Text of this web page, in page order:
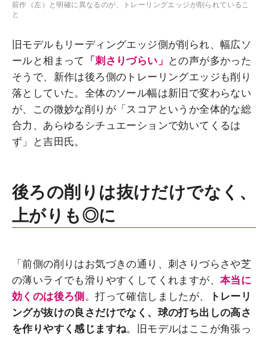
前作（左）と明確に異なるのが、トレーリングエッジが削られているこ
と
旧モデルもリーディングエッジ側が削られ、幅広ソ
ールと相まって
「刺さりづらい」 との声が多かった
そうで、新作は後ろ側のトレーリングエッジも削り
落としていた。全体のソール幅は新旧で変わらない
が、この微妙な削りが「スコアというか全体的な総
合力、あらゆるシチュエーションで効いてくるは
ず」と吉田氏。
後ろの削りは抜けだけでなく、
上がりも◎に
「前側の削りはお気づきの通り、刺さりづらさや芝
の薄いライでも滑りやすくしてくれますが、 本当に
効くのは後ろ側 。打って確信しましたが、
トレーリ
ングが抜けの良さだけでなく、球の打ち出しの高さ
を作りやすく感じますね。旧モデルはここが角張っ